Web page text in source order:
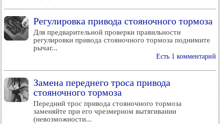
Регулировка привода стояночного тормоза
Для предварительной проверки правильности
регулировки привода стояночного тормоза поднимите
рычаг...
Есть 1 комментарий
Замена переднего троса привода
стояночного тормоза
Передний трос привода стояночного тормоза
заменяйте при его чрезмерном вытягивании
(невозможности...